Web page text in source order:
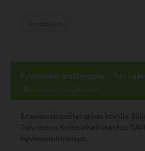
Kraniosakraaliterapia - Tmi
Sähkökierto 4, Siilinjärvi
Kraniosakraaliterapiaa koirille
Toivalassa Koiraurheilukeskus
hyvinvointitiloissa.